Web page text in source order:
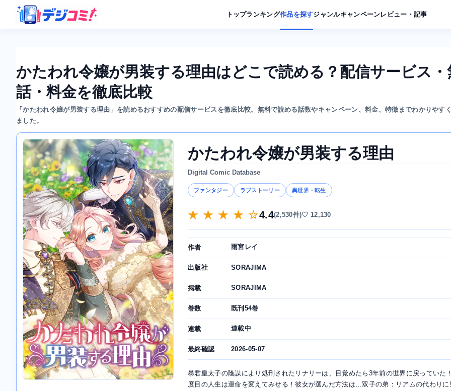
トップランキング作品を探すジャンルキャンペーンレビュー・記事
かたわれ令嬢が男装する理由はどこで読める？配信サービス・
話・料金を徹底比較
「かたわれ令嬢が男装する理由」を読めるおすすめの配信サービスを徹底比較。無料で読める話数やキャンペーン、料金、特徴までわかりやす
ました。
かたわれ令嬢が男装する理由
Digital Comic Database
ファンタジー ラブストーリー 異世界・転生
★ ★ ★ ★ ☆4.4(2,530件)♡ 12,130
作者 雨宮レイ
出版社 SORAJIMA
掲載 SORAJIMA
巻数 既刊54巻
連載 連載中
最終確認 2026-05-07
暴君皇太子の陰謀により処刑されたリナリーは、目覚めたら3年前の世界に戻っていた
度目の人生は運命を変えてみせる！彼女が選んだ方法は…双子の弟：リアムの代わりに